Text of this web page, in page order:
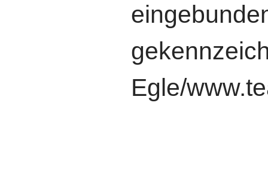
Egle/